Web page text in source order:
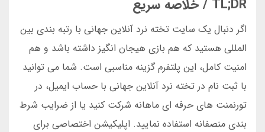
TL;DR / خلاصه سریع
اگر دنبال یک سایت تخته نرد آنلاین جهانی با رتبه بندی بین
المللی هستید که هم بازی هیجان انگیز داشته باشد و هم
امنیت کامل، این پلتفرم گزینه مناسبی است. شما می توانید
با ثبت نام در تخته نرد آنلاین جهانی با حساب ایمیل، در
تورنمنت های حرفه ای ماهانه شرکت کنید یا از ضرایب شرط
بندی منصفانه استفاده نمایید. اپلیکیشن اختصاصی برای